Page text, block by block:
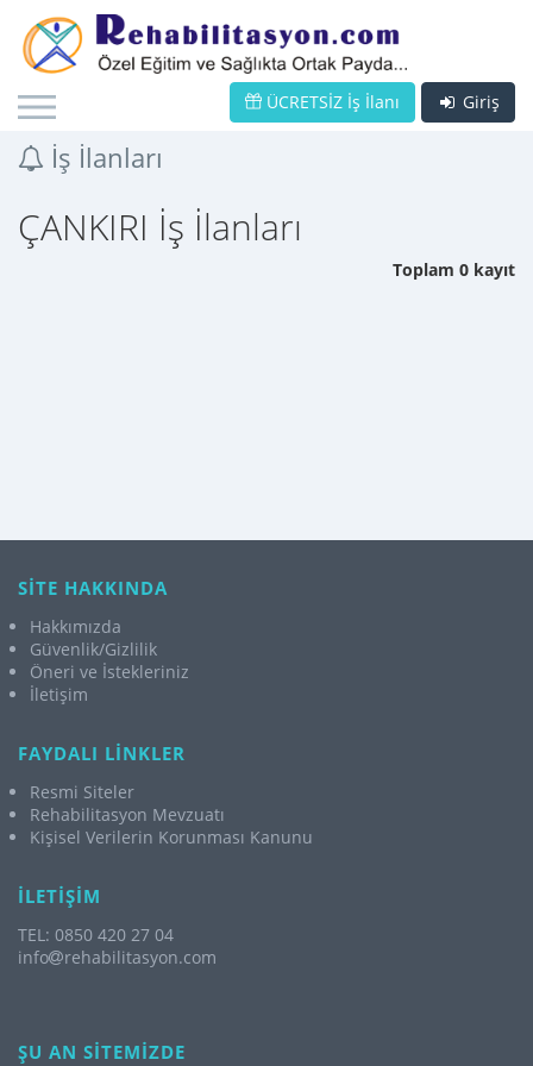
Giriş
ÜCRETSİZ İş İlanı
İş İlanları
ÇANKIRI İş İlanları
Toplam 0 kayıt
SİTE HAKKINDA
Hakkımızda
Güvenlik/Gizlilik
Öneri ve İstekleriniz
İletişim
FAYDALI LİNKLER
Resmi Siteler
Rehabilitasyon Mevzuatı
Kişisel Verilerin Korunması Kanunu
İLETİŞİM
TEL: 0850 420 27 04
info
rehabilitasyon.com
ŞU AN SİTEMİZDE